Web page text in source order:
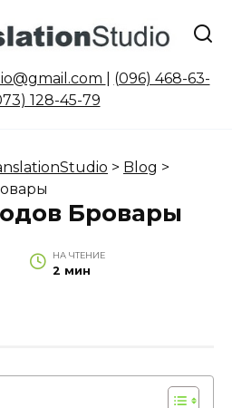
(096) 468-63-
128-45-79
> Blog >
Бровары
НА ЧТЕНИЕ
2 мин